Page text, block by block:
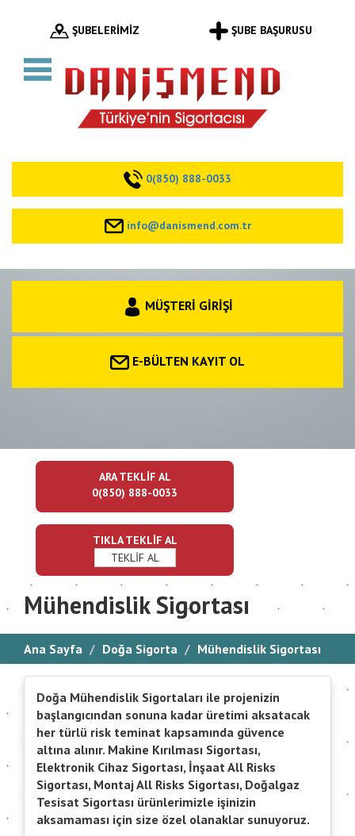
ŞUBELERİMİZ ŞUBE BAŞURUSU
0(850) 888-0033
info@danismend.com.tr
MÜŞTERİ GİRİŞİ
E-BÜLTEN KAYIT OL
ARA TEKLİF AL
0(850) 888-0033
TIKLA TEKLİF AL
TEKLİF AL
Mühendislik Sigortası
Ana Sayfa Doğa Sigorta Mühendislik Sigortası
Doğa Mühendislik Sigortaları ile projenizin
başlangıcından sonuna kadar üretimi aksatacak
her türlü risk teminat kapsamında güvence
altına alınır. Makine Kırılması Sigortası,
Elektronik Cihaz Sigortası, İnşaat All Risks
Sigortası, Montaj All Risks Sigortası, Doğalgaz
Tesisat Sigortası ürünlerimizle işinizin
aksamaması için size özel olanaklar sunuyoruz.